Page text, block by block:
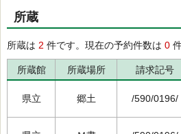
所蔵
所蔵は 2 件です。現在の予約件数は 0
所蔵館 所蔵場所 請求記号
県立 郷土 /590/0196/